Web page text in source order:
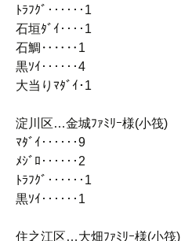
ﾄﾗﾌｸﾞ‥‥‥1
石垣ﾀﾞｲ‥‥1
石鯛‥‥‥1
黒ｿｲ‥‥‥4
大当りﾏﾀﾞｲ･1
淀川区…金城ﾌｧﾐﾘｰ様(小筏)
ﾏﾀﾞｲ‥‥‥9
ﾒｼﾞﾛ‥‥‥2
ﾄﾗﾌｸﾞ‥‥‥1
黒ｿｲ‥‥‥1
住之江区…大畑ﾌｧﾐﾘｰ様(小筏)